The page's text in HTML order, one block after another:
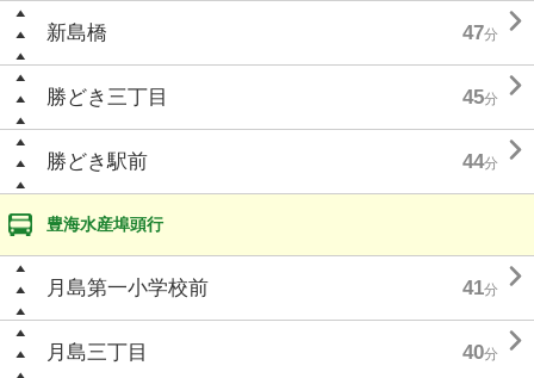
新島橋 47分 
勝どき三丁目 45分 
勝どき駅前 44分 
豊海水産埠頭行
月島第一小学校前 41分 
月島三丁目 40分 